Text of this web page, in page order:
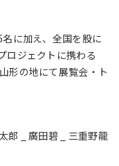
に加え、全国を股に
ロジェクトに携わる
形の地にて展覧会・ト
郎 _ 廣田碧 _ 三重野龍